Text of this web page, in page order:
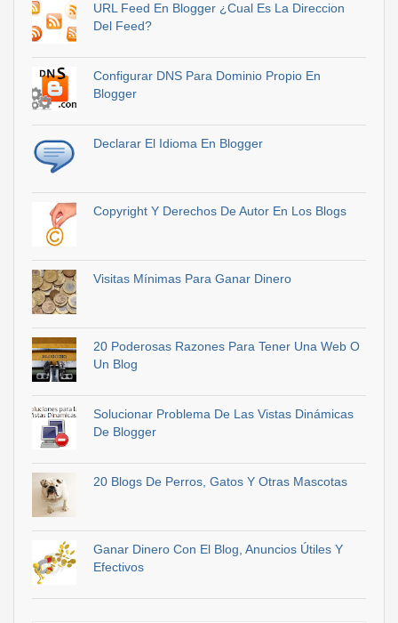
URL Feed En Blogger ¿Cual Es La Direccion
Del Feed?
Configurar DNS Para Dominio Propio En
Blogger
Declarar El Idioma En Blogger
Copyright Y Derechos De Autor En Los Blogs
Visitas Mínimas Para Ganar Dinero
20 Poderosas Razones Para Tener Una Web O
Un Blog
Solucionar Problema De Las Vistas Dinámicas
De Blogger
20 Blogs De Perros, Gatos Y Otras Mascotas
Ganar Dinero Con El Blog, Anuncios Útiles Y
Efectivos